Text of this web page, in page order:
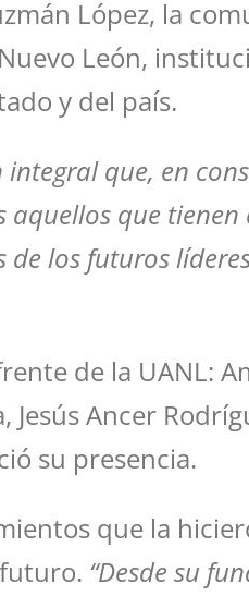
López, la
León,
y del país.
que, en
que tienen
los futuros
de la UANL:
Ancer
su presencia.
que la
“Desde su